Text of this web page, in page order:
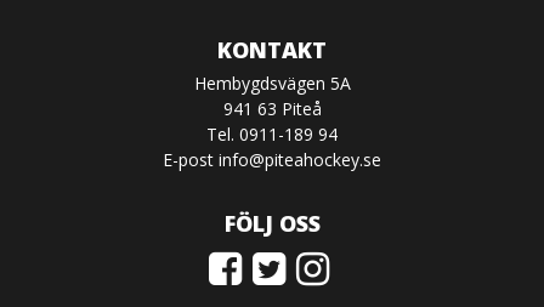
KONTAKT
Hembygdsvägen 5A
941 63 Piteå
Tel. 0911-189 94
E-post info@piteahockey.se
FÖLJ OSS